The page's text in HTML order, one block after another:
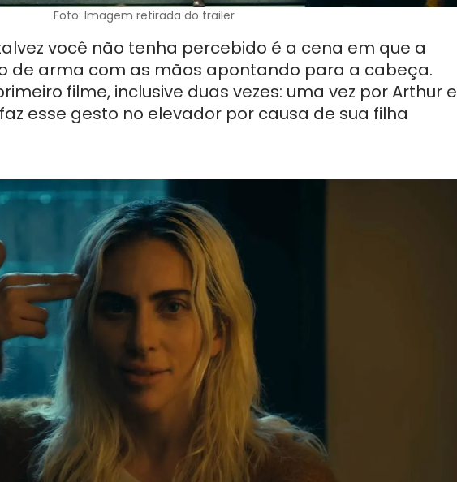
Foto: Imagem retirada do trailer
você não tenha percebido é a cena em que a
de arma com as mãos apontando para a cabeça.
filme, inclusive duas vezes: uma vez por Arthur e
esse gesto no elevador por causa de sua filha